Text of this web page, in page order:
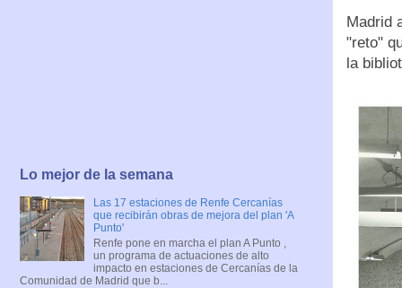
Madrid
"reto"
la
Lo mejor de la semana
Las 17 estaciones de Renfe Cercanías
que recibirán obras de mejora del plan 'A
Punto'
Renfe pone en marcha el plan A Punto ,
un programa de actuaciones de alto
impacto en estaciones de Cercanías de la
Comunidad de Madrid que b...